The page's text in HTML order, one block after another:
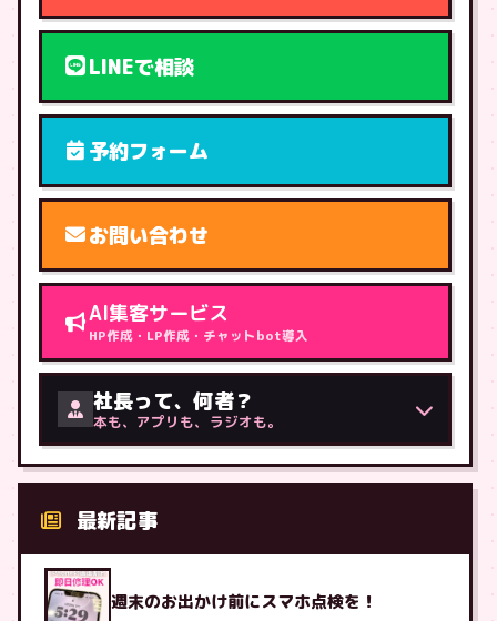
LINEで相談
予約フォーム
お問い合わせ
AI集客サービス
HP作成・LP作成・チャットbot導入
社長って、何者？
本も、アプリも、ラジオも。
最新記事
週末のお出かけ前にスマホ点検を！